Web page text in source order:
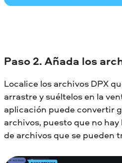
Paso 2. Añada los
Localice los archivos DPX
arrastre y suéltelos en la
aplicación puede convertir
archivos, puesto que no
de archivos que se pueden